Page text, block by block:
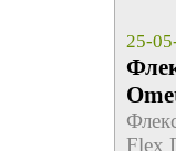
25-
Flex